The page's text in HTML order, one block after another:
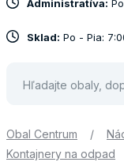
Administratíva:
Sklad: Po - Pia:
Obal Centrum /
Kontajnery na odpad